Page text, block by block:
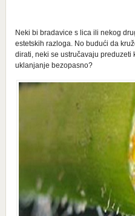
Neki bi bradavice s lica ili nekog
estetskih razloga. No budući da
dirati, neki se ustručavaju preduzeti
uklanjanje bezopasno?